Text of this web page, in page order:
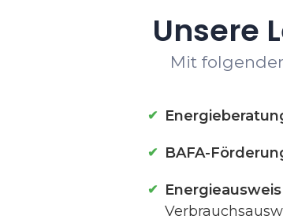
Unsere
Mit
BAFA-
Energieausweis